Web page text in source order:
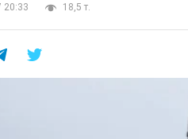
20:33
18,5 т.